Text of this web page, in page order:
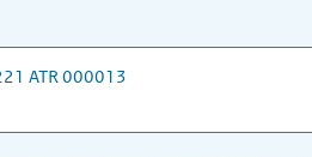
ATR 000013